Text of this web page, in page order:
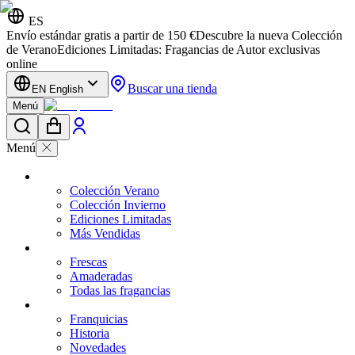
ES
Envío estándar gratis a partir de 150 €Descubre la nueva Colección
de VeranoEdiciones Limitadas: Fragancias de Autor exclusivas
online
EN English Buscar una tienda
Menú
Menú
Colección Verano
Colección Invierno
Ediciones Limitadas
Más Vendidas
Frescas
Amaderadas
Todas las fragancias
Franquicias
Historia
Novedades